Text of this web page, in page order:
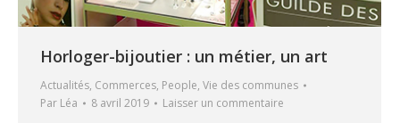
Horloger-bijoutier : un métier, un art
Actualités, Commerces, People, Vie des communes
Par Léa 8 avril 2019 Laisser un commentaire